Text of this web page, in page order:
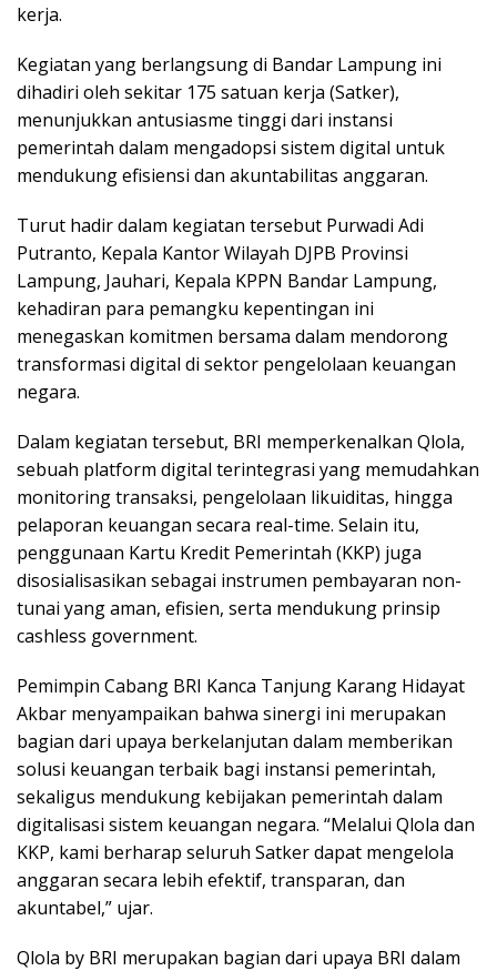
kerja.
Kegiatan yang berlangsung di Bandar Lampung ini
dihadiri oleh sekitar 175 satuan kerja (Satker),
menunjukkan antusiasme tinggi dari instansi
pemerintah dalam mengadopsi sistem digital untuk
mendukung efisiensi dan akuntabilitas anggaran.
Turut hadir dalam kegiatan tersebut Purwadi Adi
Putranto, Kepala Kantor Wilayah DJPB Provinsi
Lampung, Jauhari, Kepala KPPN Bandar Lampung,
kehadiran para pemangku kepentingan ini
menegaskan komitmen bersama dalam mendorong
transformasi digital di sektor pengelolaan keuangan
negara.
Dalam kegiatan tersebut, BRI memperkenalkan Qlola,
sebuah platform digital terintegrasi yang memudahkan
monitoring transaksi, pengelolaan likuiditas, hingga
pelaporan keuangan secara real-time. Selain itu,
penggunaan Kartu Kredit Pemerintah (KKP) juga
disosialisasikan sebagai instrumen pembayaran non-
tunai yang aman, efisien, serta mendukung prinsip
cashless government.
Pemimpin Cabang BRI Kanca Tanjung Karang Hidayat
Akbar menyampaikan bahwa sinergi ini merupakan
bagian dari upaya berkelanjutan dalam memberikan
solusi keuangan terbaik bagi instansi pemerintah,
sekaligus mendukung kebijakan pemerintah dalam
digitalisasi sistem keuangan negara. “Melalui Qlola dan
KKP, kami berharap seluruh Satker dapat mengelola
anggaran secara lebih efektif, transparan, dan
akuntabel,” ujar.
Qlola by BRI merupakan bagian dari upaya BRI dalam